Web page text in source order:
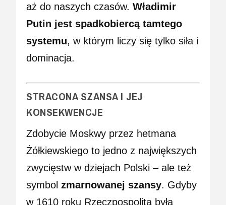
aż do naszych czasów.Władimir
Putin jest spadkobiercą tamtego
systemu, w którym liczy się tylko siła i
dominacja.
STRACONA SZANSA I JEJ
KONSEKWENCJE
Zdobycie Moskwy przez hetmana
Żółkiewskiego to jedno z największych
zwycięstw w dziejach Polski – ale też
symbolzmarnowanej szansy. Gdyby
w 1610 roku Rzeczpospolita była